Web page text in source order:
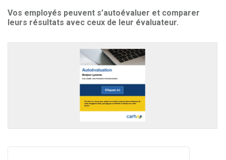
Vos employés peuvent s’autoévaluer et comparer
leurs résultats avec ceux de leur évaluateur.